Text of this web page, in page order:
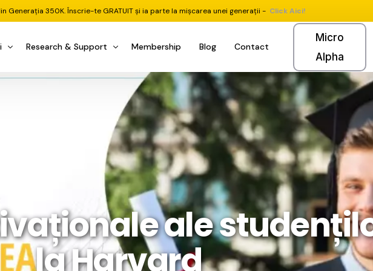
Generația 350K. Înscrie-te GRATUIT și ia parte la mișcarea unei generații - Click Aici!
& Execuție
Tracking
Mecanice
EA MT5
Research & Support
Pastila Financiară Premium
Risc sau Oportunitate
Comunitate Premium
Chat & Suport Mentor
1 la 1 Mentor
Membership Blog Contact
Micro
Alpha
ale
la Harvard